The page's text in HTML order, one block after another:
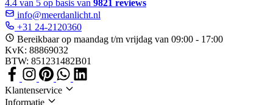
4.4 van 5 op basis van 9821 reviews
info@meerdanlicht.nl
+31 24-2120360
Bereikbaar op maandag t/m vrijdag van 09:00 - 17:00
KvK: 88869032
BTW: 851231482B01
Klantenservice
Informatie